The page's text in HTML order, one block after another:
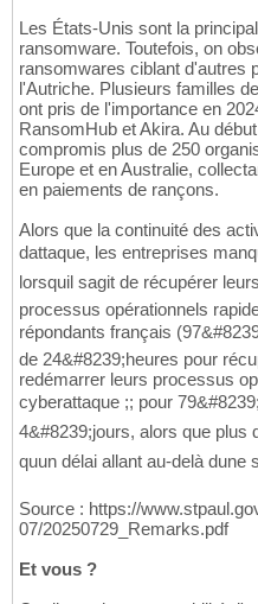
Les États-Unis sont la
ransomware. Toutefois, on
ransomwares ciblant d'autres
l'Autriche. Plusieurs familles
ont pris de l'importance en
RansomHub et Akira. Au
compromis plus de 250
Europe et en Australie,
en paiements de rançons.
Alors que la continuité des
dattaque, les entreprises
lorsquil sagit de récupérer
processus opérationnels
répondants français
de 24&#8239;heures pour
redémarrer leurs processus
cyberattaque ;; pour
4&#8239;jours, alors que plus
quun délai allant au-delà
Source : https://
07/20250729_Remarks.pdf
Et vous ?